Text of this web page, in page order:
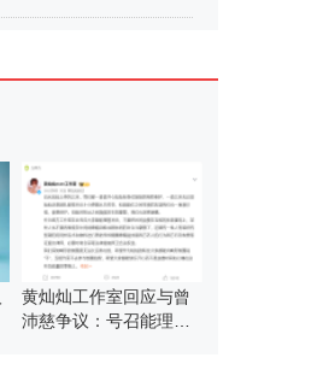
黄灿灿工作室回应与曾
沛慈争议：号召能理智